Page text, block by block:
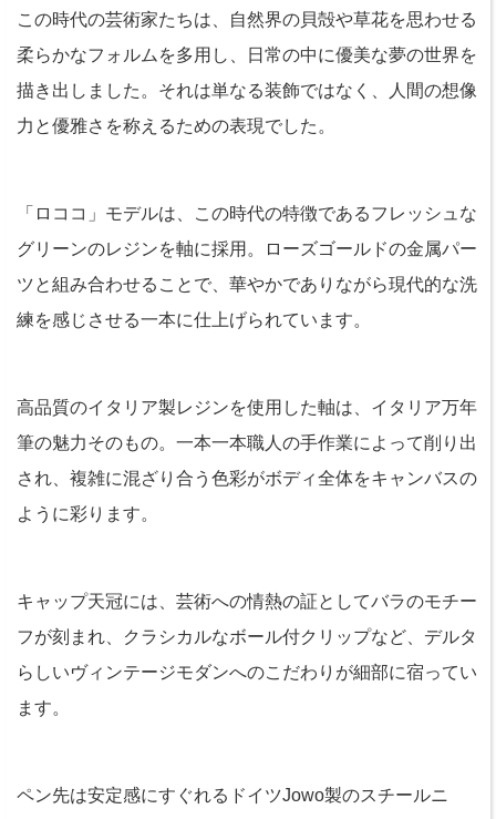
この時代の芸術家たちは、自然界の貝殻や草花を思わせる
柔らかなフォルムを多用し、日常の中に優美な夢の世界を
描き出しました。それは単なる装飾ではなく、人間の想像
力と優雅さを称えるための表現でした。
「ロココ」モデルは、この時代の特徴であるフレッシュな
グリーンのレジンを軸に採用。ローズゴールドの金属パー
ツと組み合わせることで、華やかでありながら現代的な洗
練を感じさせる一本に仕上げられています。
高品質のイタリア製レジンを使用した軸は、イタリア万年
筆の魅力そのもの。一本一本職人の手作業によって削り出
され、複雑に混ざり合う色彩がボディ全体をキャンバスの
ように彩ります。
キャップ天冠には、芸術への情熱の証としてバラのモチー
フが刻まれ、クラシカルなボール付クリップなど、デルタ
らしいヴィンテージモダンへのこだわりが細部に宿ってい
ます。
ペン先は安定感にすぐれるドイツJowo製のスチールニ